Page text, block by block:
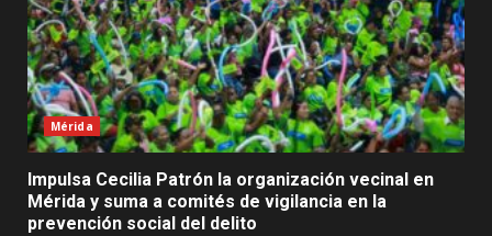
Mérida
Impulsa Cecilia Patrón la organización vecinal en
Mérida y suma a comités de vigilancia en la
prevención social del delito